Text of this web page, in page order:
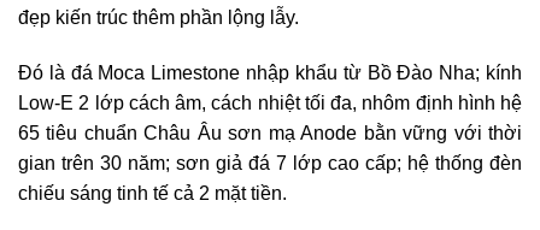
đẹp kiến trúc thêm phần lộng lẫy.
Đó là đá Moca Limestone nhập khẩu từ Bồ Đào Nha; kính
Low-E 2 lớp cách âm, cách nhiệt tối đa, nhôm định hình hệ
65 tiêu chuẩn Châu Âu sơn mạ Anode bằn vững với thời
gian trên 30 năm; sơn giả đá 7 lớp cao cấp; hệ thống đèn
chiếu sáng tinh tế cả 2 mặt tiền.